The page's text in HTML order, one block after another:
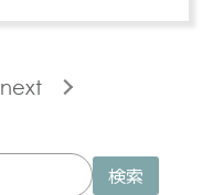
next
検索